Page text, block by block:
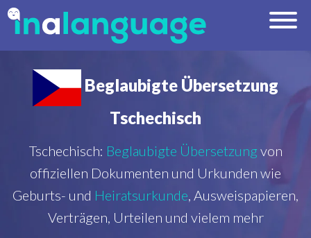
Beglaubigte Übersetzung
Tschechisch
Tschechisch: Beglaubigte Übersetzung von
offiziellen Dokumenten und Urkunden wie
Geburts- und Heiratsurkunde , Ausweispapieren,
Verträgen, Urteilen und vielem mehr